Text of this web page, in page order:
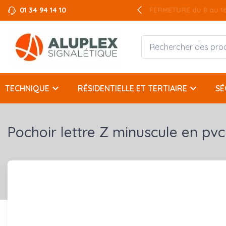
01 34 94 14 10 FERMETURE du 8
FERMETURE du 8
TECHNIQUE keyboard_arrow_down RÉSIDENTIELLE ET TERTIAIRE keyboard_arrow_down
Pochoir lettre Z minuscule en pvc